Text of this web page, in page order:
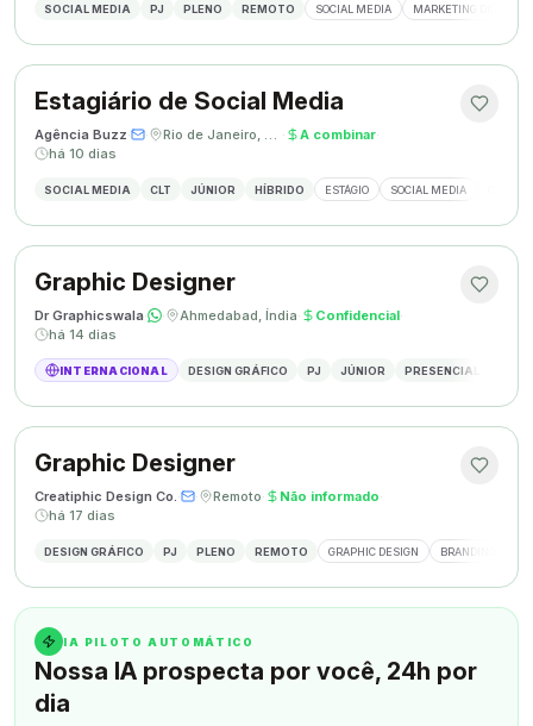
SOCIAL MEDIA PJ PLENO REMOTO SOCIAL MEDIA MARKETING DIGITAL
Estagiário de Social Media
Agência Buzz· · Rio de Janeiro, Brasil · A combinar·
há 10 dias
SOCIAL MEDIA CLT JÚNIOR HÍBRIDO ESTÁGIO SOCIAL MEDIA
Graphic Designer
Dr Graphicswala· · Ahmedabad, Índia· Confidencial·
há 14 dias
INTERNACIONAL DESIGN GRÁFICO PJ JÚNIOR PRESENCIAL
Graphic Designer
Creatiphic Design Co.· · Remoto· Não informado·
há 17 dias
DESIGN GRÁFICO PJ PLENO REMOTO GRAPHIC DESIGN BRANDING
IA PILOTO AUTOMÁTICO
Nossa IA prospecta por você, 24h por
dia